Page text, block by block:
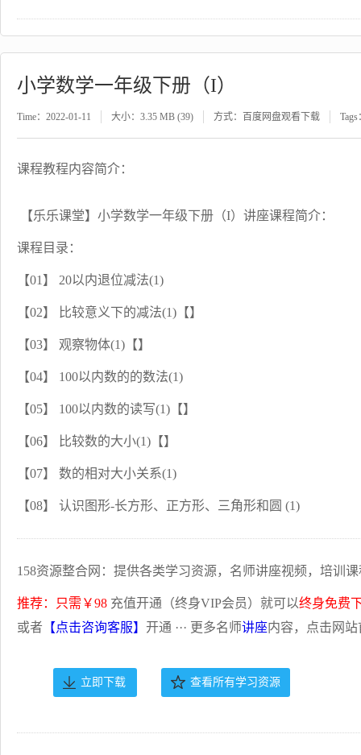
小学数学一年级下册（I）
Time：2022-01-11 大小：3.35 MB (39) 方式：百度网盘观看下载 Tags
课程教程内容简介：
【乐乐课堂】小学数学一年级下册（I）讲座课程简介：
课程目录：
【01】 20以内退位减法(1)
【02】 比较意义下的减法(1)【】
【03】 观察物体(1)【】
【04】 100以内数的的数法(1)
【05】 100以内数的读写(1)【】
【06】 比较数的大小(1)【】
【07】 数的相对大小关系(1)
【08】 认识图形-长方形、正方形、三角形和圆 (1)
158资源整合网：提供各类学习资源，名师讲座视频，培训
推荐：只需￥98 充值开通（终身VIP会员）就可以终身免费
或者 【点击咨询客服】 开通 ··· 更多名师讲座内容，点击网
立即下载 查看所有学习资源